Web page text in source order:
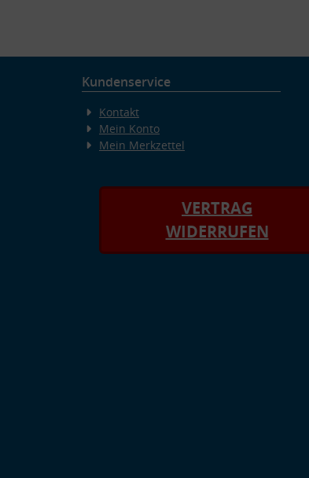
Kundenservice
Kontakt
Mein Konto
Mein Merkzettel
VERTRAG
WIDERRUFEN